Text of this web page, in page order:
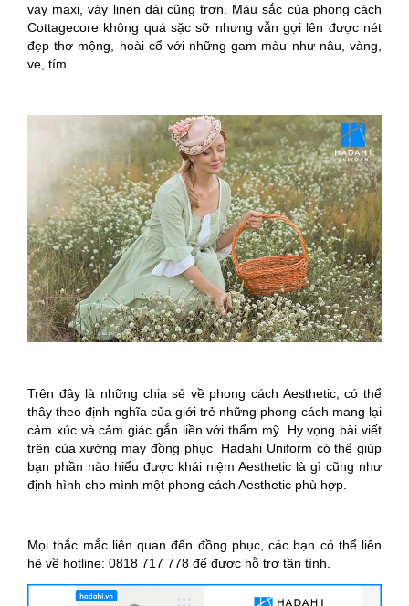
váy maxi, váy linen dài cũng trơn. Màu sắc của phong cách
Cottagecore không quá sặc sỡ nhưng vẫn gợi lên được nét
đẹp thơ mộng, hoài cổ với những gam màu như nâu, vàng,
ve, tím…
Trên đây là những chia sẻ về phong cách Aesthetic, có thể
thây theo định nghĩa của giới trẻ những phong cách mang lại
cảm xúc và cảm giác gắn liền với thẩm mỹ. Hy vọng bài viết
trên của xưởng may đồng phục Hadahi Uniform có thể giúp
bạn phần nào hiểu được khái niệm Aesthetic là gì cũng như
định hình cho mình một phong cách Aesthetic phù hợp.
Mọi thắc mắc liên quan đến đồng phục, các bạn có thể liên
hệ về hotline: 0818 717 778 để được hỗ trợ tần tình.